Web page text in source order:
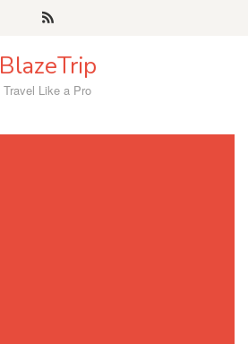
BlazeTrip
Travel Like a Pro